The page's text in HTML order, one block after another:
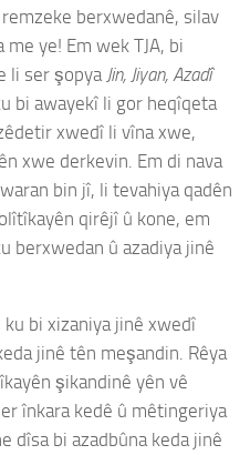
berxwedanê, silav
ye! Em wek TJA, bi
li ser şopya Jin, Jiyan, Azadî
bi awayekî li gor heqîqeta
xwedî li vîna xwe,
xwe derkevin. Em di nava
bin jî, li tevahiya qadên
qirêjî û kone, em
berxwedan û azadiya jinê
bi xizaniya jinê xwedî
jinê tên meşandin. Rêya
şikandinê yên vê
înkara kedê û mêtingeriya
dîsa bi azadbûna keda jinê